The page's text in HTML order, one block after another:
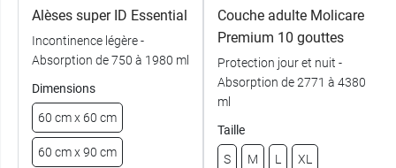
Alèses super ID Essential
Incontinence légère -
Absorption de 750 à 1980 ml
Dimensions
60 cm x 60 cm
60 cm x 90 cm
Couche adulte Molicare
Premium 10 gouttes
Protection jour et nuit -
Absorption de 2771 à 4380
ml
Taille
S M L XL